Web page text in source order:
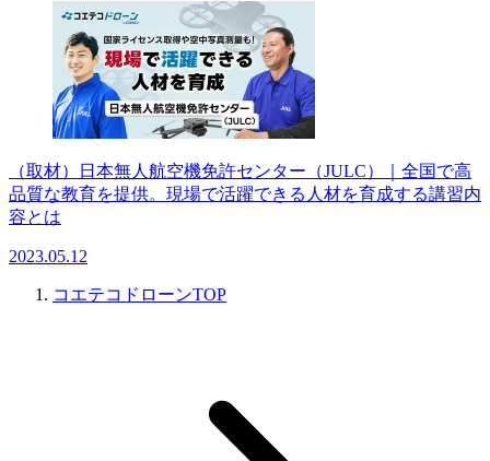
（取材）日本無人航空機免許センター（JULC）｜全国で高
品質な教育を提供。現場で活躍できる人材を育成する講習内
容とは
2023.05.12
コエテコドローンTOP